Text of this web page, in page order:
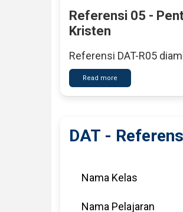
Referensi 05 -
Kristen
Referensi DAT-R05
Read more
DAT
-
DAT -
Nama Kelas
Nama Pelajaran